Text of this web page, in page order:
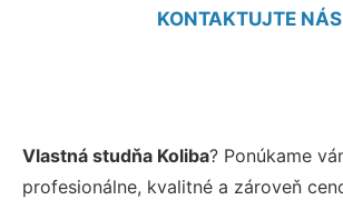
KONTAKTUJTE NÁS
Vlastná studňa Koliba? Ponúkame
profesionálne, kvalitné a zároveň